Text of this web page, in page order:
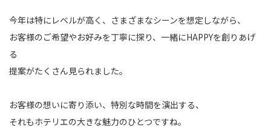
今年は特にレベルが高く、さまざまなシーンを想定しながら、
お客様のご希望やお好みを丁寧に探り、一緒にHAPPYを創りあげ
る
提案がたくさん見られました。
お客様の想いに寄り添い、特別な時間を演出する、
それもホテリエの大きな魅力のひとつですね。